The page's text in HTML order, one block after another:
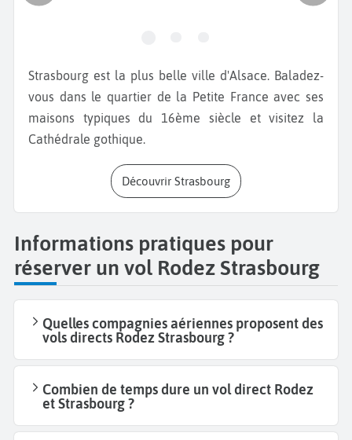
Strasbourg est la plus belle ville d'Alsace. Baladez-
vous dans le quartier de la Petite France avec ses
maisons typiques du 16ème siècle et visitez la
Cathédrale gothique.
Découvrir Strasbourg
Informations pratiques pour
réserver un vol Rodez Strasbourg
Quelles compagnies aériennes proposent des
vols directs Rodez Strasbourg ?
Combien de temps dure un vol direct Rodez
et Strasbourg ?